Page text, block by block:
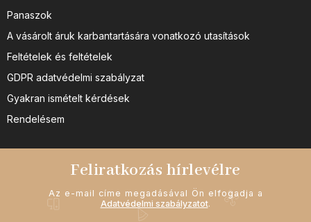
Panaszok
A vásárolt áruk karbantartására vonatkozó utasítások
Feltételek és feltételek
GDPR adatvédelmi szabályzat
Gyakran ismételt kérdések
Rendelésem
Feliratkozás hírlevélre
Az e-mail címe megadásával Ön elfogadja a
Adatvédelmi szabályzatot.